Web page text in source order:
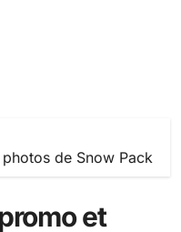
de Snow Pack
et